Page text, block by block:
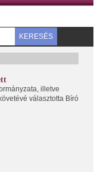
KERESÉS
illetve
választotta Bíró